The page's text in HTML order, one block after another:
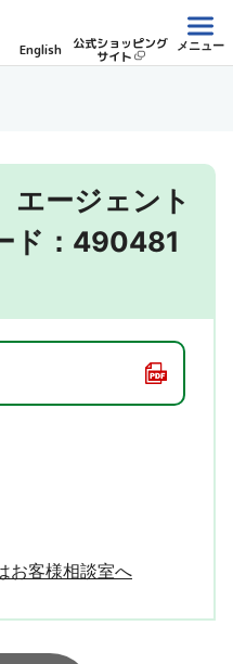
English 公式ショッピング
サイト
メニュー
ージェント
ド：490481
お客様相談室へ